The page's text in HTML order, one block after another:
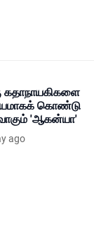
கதாநாயகிகளை
கொண்டு
'ஆகன்யா'
ago